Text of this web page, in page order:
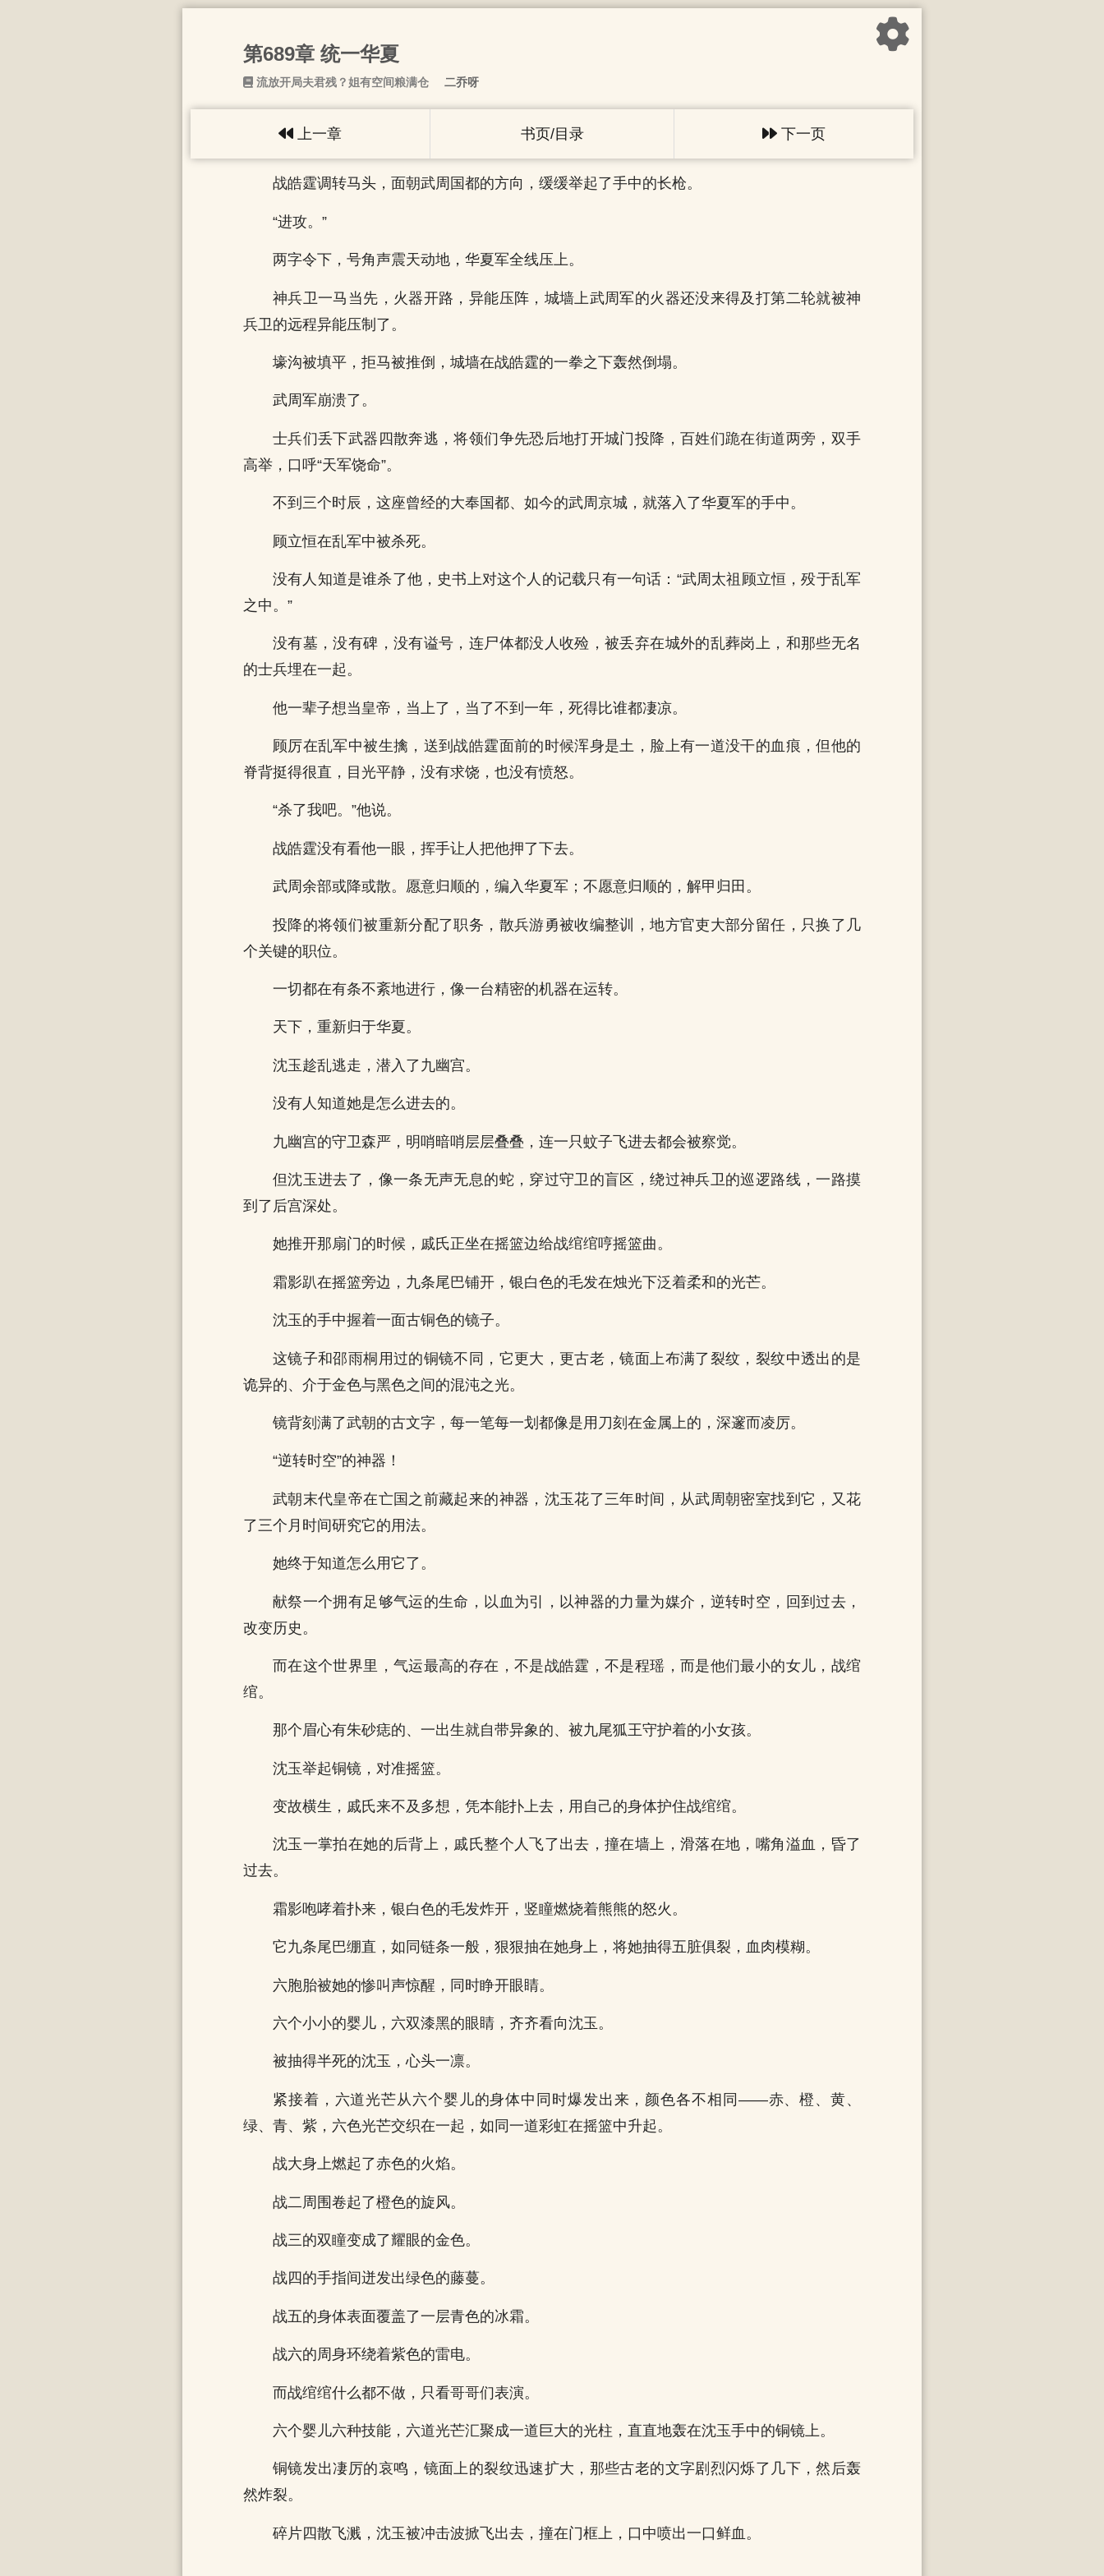
第689章 统一华夏
流放开局夫君残？姐有空间粮满仓 二乔呀
上一章 书页/目录 下一页
战皓霆调转马头，面朝武周国都的方向，缓缓举起了手中的长枪。
“进攻。”
两字令下，号角声震天动地，华夏军全线压上。
神兵卫一马当先，火器开路，异能压阵，城墙上武周军的火器还没来得及打第二轮就被神
兵卫的远程异能压制了。
壕沟被填平，拒马被推倒，城墙在战皓霆的一拳之下轰然倒塌。
武周军崩溃了。
士兵们丢下武器四散奔逃，将领们争先恐后地打开城门投降，百姓们跪在街道两旁，双手
高举，口呼“天军饶命”。
不到三个时辰，这座曾经的大奉国都、如今的武周京城，就落入了华夏军的手中。
顾立恒在乱军中被杀死。
没有人知道是谁杀了他，史书上对这个人的记载只有一句话：“武周太祖顾立恒，殁于乱军
之中。”
没有墓，没有碑，没有谥号，连尸体都没人收殓，被丢弃在城外的乱葬岗上，和那些无名
的士兵埋在一起。
他一辈子想当皇帝，当上了，当了不到一年，死得比谁都凄凉。
顾厉在乱军中被生擒，送到战皓霆面前的时候浑身是土，脸上有一道没干的血痕，但他的
脊背挺得很直，目光平静，没有求饶，也没有愤怒。
“杀了我吧。”他说。
战皓霆没有看他一眼，挥手让人把他押了下去。
武周余部或降或散。愿意归顺的，编入华夏军；不愿意归顺的，解甲归田。
投降的将领们被重新分配了职务，散兵游勇被收编整训，地方官吏大部分留任，只换了几
个关键的职位。
一切都在有条不紊地进行，像一台精密的机器在运转。
天下，重新归于华夏。
沈玉趁乱逃走，潜入了九幽宫。
没有人知道她是怎么进去的。
九幽宫的守卫森严，明哨暗哨层层叠叠，连一只蚊子飞进去都会被察觉。
但沈玉进去了，像一条无声无息的蛇，穿过守卫的盲区，绕过神兵卫的巡逻路线，一路摸
到了后宫深处。
她推开那扇门的时候，戚氏正坐在摇篮边给战绾绾哼摇篮曲。
霜影趴在摇篮旁边，九条尾巴铺开，银白色的毛发在烛光下泛着柔和的光芒。
沈玉的手中握着一面古铜色的镜子。
这镜子和邵雨桐用过的铜镜不同，它更大，更古老，镜面上布满了裂纹，裂纹中透出的是
诡异的、介于金色与黑色之间的混沌之光。
镜背刻满了武朝的古文字，每一笔每一划都像是用刀刻在金属上的，深邃而凌厉。
“逆转时空”的神器！
武朝末代皇帝在亡国之前藏起来的神器，沈玉花了三年时间，从武周朝密室找到它，又花
了三个月时间研究它的用法。
她终于知道怎么用它了。
献祭一个拥有足够气运的生命，以血为引，以神器的力量为媒介，逆转时空，回到过去，
改变历史。
而在这个世界里，气运最高的存在，不是战皓霆，不是程瑶，而是他们最小的女儿，战绾
绾。
那个眉心有朱砂痣的、一出生就自带异象的、被九尾狐王守护着的小女孩。
沈玉举起铜镜，对准摇篮。
变故横生，戚氏来不及多想，凭本能扑上去，用自己的身体护住战绾绾。
沈玉一掌拍在她的后背上，戚氏整个人飞了出去，撞在墙上，滑落在地，嘴角溢血，昏了
过去。
霜影咆哮着扑来，银白色的毛发炸开，竖瞳燃烧着熊熊的怒火。
它九条尾巴绷直，如同链条一般，狠狠抽在她身上，将她抽得五脏俱裂，血肉模糊。
六胞胎被她的惨叫声惊醒，同时睁开眼睛。
六个小小的婴儿，六双漆黑的眼睛，齐齐看向沈玉。
被抽得半死的沈玉，心头一凛。
紧接着，六道光芒从六个婴儿的身体中同时爆发出来，颜色各不相同——赤、橙、黄、
绿、青、紫，六色光芒交织在一起，如同一道彩虹在摇篮中升起。
战大身上燃起了赤色的火焰。
战二周围卷起了橙色的旋风。
战三的双瞳变成了耀眼的金色。
战四的手指间迸发出绿色的藤蔓。
战五的身体表面覆盖了一层青色的冰霜。
战六的周身环绕着紫色的雷电。
而战绾绾什么都不做，只看哥哥们表演。
六个婴儿六种技能，六道光芒汇聚成一道巨大的光柱，直直地轰在沈玉手中的铜镜上。
铜镜发出凄厉的哀鸣，镜面上的裂纹迅速扩大，那些古老的文字剧烈闪烁了几下，然后轰
然炸裂。
碎片四散飞溅，沈玉被冲击波掀飞出去，撞在门框上，口中喷出一口鲜血。